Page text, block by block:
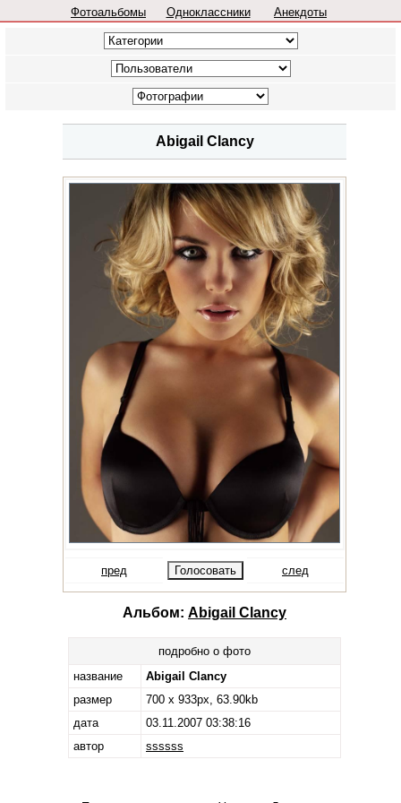
Фотоальбомы Одноклассники Анекдоты
Abigail Clancy
пред след
Альбом: Abigail Clancy
подробно о фото
название
Abigail Clancy
размер
700 x 933px, 63.90kb
дата
03.11.2007 03:38:16
автор
ssssss